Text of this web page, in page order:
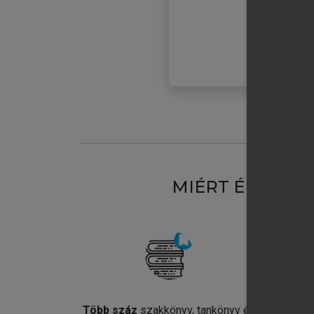
MIÉRT
Több száz szakkönyv, tankönyv és